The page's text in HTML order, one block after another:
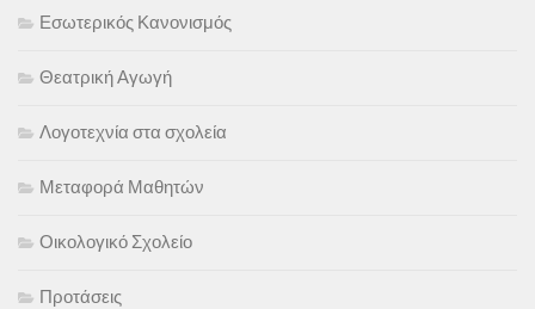
Εσωτερικός Κανονισμός
Θεατρική Αγωγή
Λογοτεχνία στα σχολεία
Μεταφορά Μαθητών
Οικολογικό Σχολείο
Προτάσεις